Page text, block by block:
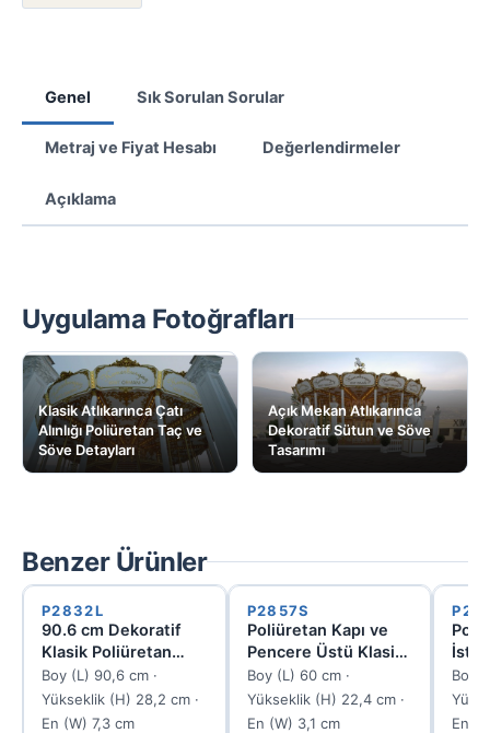
Genel Sık Sorulan Sorular
Metraj ve Fiyat Hesabı Değerlendirmeler
Açıklama
Uygulama Fotoğrafları
Klasik Atlıkarınca Çatı
Alınlığı Poliüretan Taç ve
Söve Detayları
Açık Mekan Atlıkarınca
Dekoratif Sütun ve Söve
Tasarımı
Benzer Ürünler
P2832L
90.6 cm Dekoratif
Klasik Poliüretan
Pencere ve Kapı
Üstü Söve Tacı
Boy (L) 90,6 cm ·
Yükseklik (H) 28,2 cm ·
En (W) 7,3 cm
P2857S
Poliüretan Kapı ve
Pencere Üstü Klasik
Motifli Söve Taç
Modeli P2857S
Boy (L) 60 cm ·
Yükseklik (H) 22,4 cm ·
En (W) 3,1 cm
ve
Boy
En